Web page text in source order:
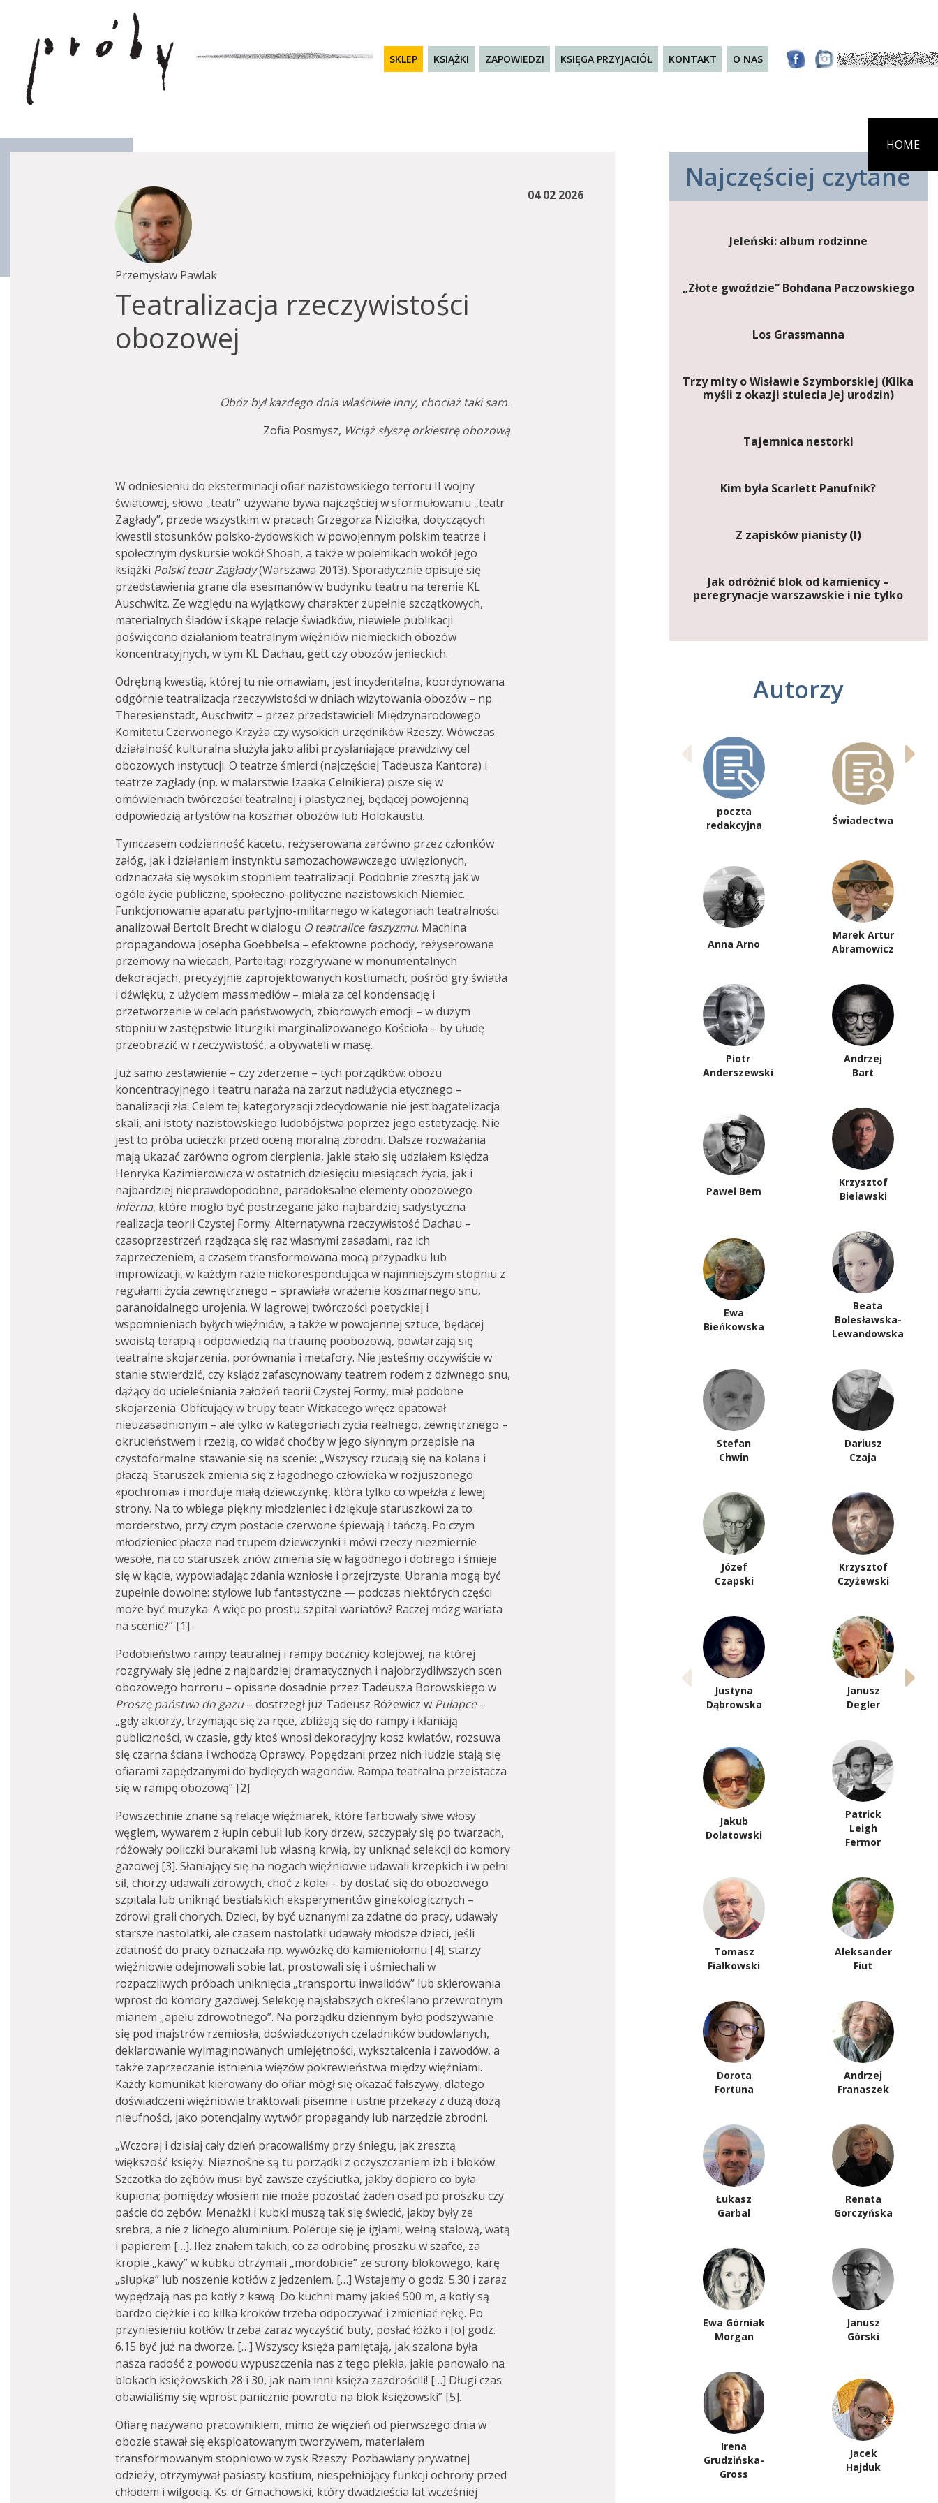
SKLEP KSIĄŻKI ZAPOWIEDZI KSIĘGA PRZYJACIÓŁ KONTAKT O NAS
HOME
04 02 2026
Przemysław Pawlak
Teatralizacja rzeczywistości
obozowej
Obóz był każdego dnia właściwie inny, chociaż taki sam.
Zofia Posmysz, Wciąż słyszę orkiestrę obozową
W odniesieniu do eksterminacji ofiar nazistowskiego terroru II wojny
światowej, słowo „teatr” używane bywa najczęściej w sformułowaniu „teatr
Zagłady”, przede wszystkim w pracach Grzegorza Niziołka, dotyczących
kwestii stosunków polsko-żydowskich w powojennym polskim teatrze i
społecznym dyskursie wokół Shoah, a także w polemikach wokół jego
książki Polski teatr Zagłady(Warszawa 2013). Sporadycznie opisuje się
przedstawienia grane dla esesmanów w budynku teatru na terenie KL
Auschwitz. Ze względu na wyjątkowy charakter zupełnie szczątkowych,
materialnych śladów i skąpe relacje świadków, niewiele publikacji
poświęcono działaniom teatralnym więźniów niemieckich obozów
koncentracyjnych, w tym KL Dachau, gett czy obozów jenieckich.
Odrębną kwestią, której tu nie omawiam, jest incydentalna, koordynowana
odgórnie teatralizacja rzeczywistości w dniach wizytowania obozów – np.
Theresienstadt, Auschwitz – przez przedstawicieli Międzynarodowego
Komitetu Czerwonego Krzyża czy wysokich urzędników Rzeszy. Wówczas
działalność kulturalna służyła jako alibi przysłaniające prawdziwy cel
obozowych instytucji. O teatrze śmierci (najczęściej Tadeusza Kantora) i
teatrze zagłady (np. w malarstwie Izaaka Celnikiera) pisze się w
omówieniach twórczości teatralnej i plastycznej, będącej powojenną
odpowiedzią artystów na koszmar obozów lub Holokaustu.
Tymczasem codzienność kacetu, reżyserowana zarówno przez członków
załóg, jak i działaniem instynktu samozachowawczego uwięzionych,
odznaczała się wysokim stopniem teatralizacji. Podobnie zresztą jak w
ogóle życie publiczne, społeczno-polityczne nazistowskich Niemiec.
Funkcjonowanie aparatu partyjno-militarnego w kategoriach teatralności
analizował Bertolt Brecht w dialogu O teatralice faszyzmu. Machina
propagandowa Josepha Goebbelsa – efektowne pochody, reżyserowane
przemowy na wiecach, Parteitagi rozgrywane w monumentalnych
dekoracjach, precyzyjnie zaprojektowanych kostiumach, pośród gry światła
i dźwięku, z użyciem massmediów – miała za cel kondensację i
przetworzenie w celach państwowych, zbiorowych emocji – w dużym
stopniu w zastępstwie liturgiki marginalizowanego Kościoła – by ułudę
przeobrazić w rzeczywistość, a obywateli w masę.
Już samo zestawienie – czy zderzenie – tych porządków: obozu
koncentracyjnego i teatru naraża na zarzut nadużycia etycznego –
banalizacji zła. Celem tej kategoryzacji zdecydowanie nie jest bagatelizacja
skali, ani istoty nazistowskiego ludobójstwa poprzez jego estetyzację. Nie
jest to próba ucieczki przed oceną moralną zbrodni. Dalsze rozważania
mają ukazać zarówno ogrom cierpienia, jakie stało się udziałem księdza
Henryka Kazimierowicza w ostatnich dziesięciu miesiącach życia, jak i
najbardziej nieprawdopodobne, paradoksalne elementy obozowego
inferna, które mogło być postrzegane jako najbardziej sadystyczna
realizacja teorii Czystej Formy. Alternatywna rzeczywistość Dachau –
czasoprzestrzeń rządząca się raz własnymi zasadami, raz ich
zaprzeczeniem, a czasem transformowana mocą przypadku lub
improwizacji, w każdym razie niekorespondująca w najmniejszym stopniu z
regułami życia zewnętrznego – sprawiała wrażenie koszmarnego snu,
paranoidalnego urojenia. W lagrowej twórczości poetyckiej i
wspomnieniach byłych więźniów, a także w powojennej sztuce, będącej
swoistą terapią i odpowiedzią na traumę poobozową, powtarzają się
teatralne skojarzenia, porównania i metafory. Nie jesteśmy oczywiście w
stanie stwierdzić, czy ksiądz zafascynowany teatrem rodem z dziwnego snu,
dążący do ucieleśniania założeń teorii Czystej Formy, miał podobne
skojarzenia. Obfitujący w trupy teatr Witkacego wręcz epatował
nieuzasadnionym – ale tylko w kategoriach życia realnego, zewnętrznego –
okrucieństwem i rzezią, co widać choćby w jego słynnym przepisie na
czystoformalne stawanie się na scenie: „Wszyscy rzucają się na kolana i
płaczą. Staruszek zmienia się z łagodnego człowieka w rozjuszonego
«pochronia» i morduje małą dziewczynkę, która tylko co wpełzła z lewej
strony. Na to wbiega piękny młodzieniec i dziękuje staruszkowi za to
morderstwo, przy czym postacie czerwone śpiewają i tańczą. Po czym
młodzieniec płacze nad trupem dziewczynki i mówi rzeczy niezmiernie
wesołe, na co staruszek znów zmienia się w łagodnego i dobrego i śmieje
się w kącie, wypowiadając zdania wzniosłe i przejrzyste. Ubrania mogą być
zupełnie dowolne: stylowe lub fantastyczne — podczas niektórych części
może być muzyka. A więc po prostu szpital wariatów? Raczej mózg wariata
na scenie?” [1].
Podobieństwo rampy teatralnej i rampy bocznicy kolejowej, na której
rozgrywały się jedne z najbardziej dramatycznych i najobrzydliwszych scen
obozowego horroru – opisane dosadnie przez Tadeusza Borowskiego w
Proszę państwa do gazu– dostrzegł już Tadeusz Różewicz w Pułapce–
„gdy aktorzy, trzymając się za ręce, zbliżają się do rampy i kłaniają
publiczności, w czasie, gdy ktoś wnosi dekoracyjny kosz kwiatów, rozsuwa
się czarna ściana i wchodzą Oprawcy. Popędzani przez nich ludzie stają się
ofiarami zapędzanymi do bydlęcych wagonów. Rampa teatralna przeistacza
się w rampę obozową” [2].
Powszechnie znane są relacje więźniarek, które farbowały siwe włosy
węglem, wywarem z łupin cebuli lub kory drzew, szczypały się po twarzach,
różowały policzki burakami lub własną krwią, by uniknąć selekcji do komory
gazowej [3]. Słaniający się na nogach więźniowie udawali krzepkich i w pełni
sił, chorzy udawali zdrowych, choć z kolei – by dostać się do obozowego
szpitala lub uniknąć bestialskich eksperymentów ginekologicznych –
zdrowi grali chorych. Dzieci, by być uznanymi za zdatne do pracy, udawały
starsze nastolatki, ale czasem nastolatki udawały młodsze dzieci, jeśli
zdatność do pracy oznaczała np. wywózkę do kamieniołomu [4]; starzy
więźniowie odejmowali sobie lat, prostowali się i uśmiechali w
rozpaczliwych próbach uniknięcia „transportu inwalidów” lub skierowania
wprost do komory gazowej. Selekcję najsłabszych określano przewrotnym
mianem „apelu zdrowotnego”. Na porządku dziennym było podszywanie
się pod majstrów rzemiosła, doświadczonych czeladników budowlanych,
deklarowanie wyimaginowanych umiejętności, wykształcenia i zawodów, a
także zaprzeczanie istnienia więzów pokrewieństwa między więźniami.
Każdy komunikat kierowany do ofiar mógł się okazać fałszywy, dlatego
doświadczeni więźniowie traktowali pisemne i ustne przekazy z dużą dozą
nieufności, jako potencjalny wytwór propagandy lub narzędzie zbrodni.
„Wczoraj i dzisiaj cały dzień pracowaliśmy przy śniegu, jak zresztą
większość księży. Nieznośne są tu porządki z oczyszczaniem izb i bloków.
Szczotka do zębów musi być zawsze czyściutka, jakby dopiero co była
kupiona; pomiędzy włosiem nie może pozostać żaden osad po proszku czy
paście do zębów. Menażki i kubki muszą tak się świecić, jakby były ze
srebra, a nie z lichego aluminium. Poleruje się je igłami, wełną stalową, watą
i papierem […]. Ileż znałem takich, co za odrobinę proszku w szafce, za
krople „kawy” w kubku otrzymali „mordobicie” ze strony blokowego, karę
„słupka” lub noszenie kotłów z jedzeniem. […] Wstajemy o godz. 5.30 i zaraz
wypędzają nas po kotły z kawą. Do kuchni mamy jakieś 500 m, a kotły są
bardzo ciężkie i co kilka kroków trzeba odpoczywać i zmieniać rękę. Po
przyniesieniu kotłów trzeba zaraz wyczyścić buty, posłać łóżko i [o] godz.
6.15 być już na dworze. […] Wszyscy księża pamiętają, jak szalona była
nasza radość z powodu wypuszczenia nas z tego piekła, jakie panowało na
blokach księżowskich 28 i 30, jak nam inni księża zazdrościli! […] Długi czas
obawialiśmy się wprost panicznie powrotu na blok księżowski” [5].
Ofiarę nazywano pracownikiem, mimo że więzień od pierwszego dnia w
obozie stawał się eksploatowanym tworzywem, materiałem
transformowanym stopniowo w zysk Rzeszy. Pozbawiany prywatnej
odzieży, otrzymywał pasiasty kostium, niespełniający funkcji ochrony przed
chłodem i wilgocią. Ks. dr Gmachowski, który dwadzieścia lat wcześniej
Najczęściej czytane
Jeleński: album rodzinne
„Złote gwoździe” Bohdana Paczowskiego
Los Grassmanna
Trzy mity o Wisławie Szymborskiej (Kilka
myśli z okazji stulecia Jej urodzin)
Tajemnica nestorki
Kim była Scarlett Panufnik?
Z zapisków pianisty (I)
Jak odróżnić blok od kamienicy –
peregrynacje warszawskie i nie tylko
Autorzy
poczta
redakcyjna
Świadectwa
Anna Arno
Marek Artur
Abramowicz
Piotr
Anderszewski
Andrzej
Bart
Paweł Bem
Krzysztof
Bielawski
Ewa
Bieńkowska
Beata
Bolesławska-
Lewandowska
Stefan
Chwin
Dariusz
Czaja
Józef
Czapski
Krzysztof
Czyżewski
Justyna
Dąbrowska
Janusz
Degler
Jakub
Dolatowski
Patrick
Leigh
Fermor
Tomasz
Fiałkowski
Aleksander
Fiut
Dorota
Fortuna
Andrzej
Franaszek
Łukasz
Garbal
Renata
Gorczyńska
Ewa Górniak
Morgan
Janusz
Górski
Irena
Grudzińska-
Gross
Jacek
Hajduk